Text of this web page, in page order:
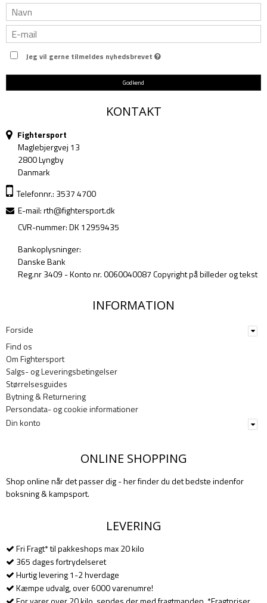
Jeg vil gerne tilmeldes nyhedsbrevet
Godkend
KONTAKT
Fightersport
Maglebjergvej 13
2800 Lyngby
Danmark
Telefonnr.: 3537 4700
E-mail:rth@fightersport.dk
CVR-nummer: DK 12959435
Bankoplysninger:
Danske Bank
Reg.nr 3409 - Konto nr. 0060040087 Copyright på billeder og tekst
INFORMATION
Forside
Find os
Om Fightersport
Salgs- og Leveringsbetingelser
Størrelsesguides
Bytning & Returnering
Persondata- og cookie informationer
Din konto
ONLINE SHOPPING
Shop online når det passer dig - her finder du det bedste indenfor
boksning & kampsport.
LEVERING
Fri Fragt* til pakkeshops max 20 kilo
365 dages fortrydelseret
Hurtig levering 1-2 hverdage
Kæmpe udvalg, over 6000 varenumre!